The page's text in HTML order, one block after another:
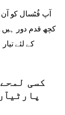
آپ فُٹسال کو آن
کچھ قدم دور ہیں۔
کے لئے
کسی